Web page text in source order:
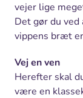
vejer lige
Det gør du
vippens bræt
Vej en ven
Herefter skal
være en